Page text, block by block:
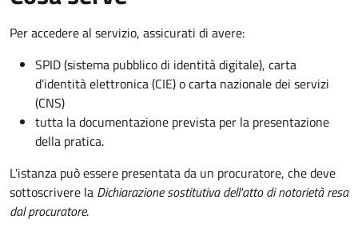
Per accedere al servizio, assicurati di avere:
SPID (sistema pubblico di identità digitale), carta
d’identità elettronica (CIE) o carta nazionale dei servizi
(CNS)
tutta la documentazione prevista per la presentazione
della pratica.
L'istanza può essere presentata da un procuratore, che deve
sottoscrivere la Dichiarazione sostitutiva dell'atto di notorietà resa
dal procuratore.